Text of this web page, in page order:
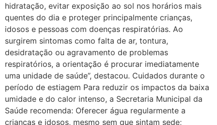
hidratação, evitar exposição ao sol nos horários mais
quentes do dia e proteger principalmente crianças,
idosos e pessoas com doenças respiratórias. Ao
surgirem sintomas como falta de ar, tontura,
desidratação ou agravamento de problemas
respiratórios, a orientação é procurar imediatamente
uma unidade de saúde”, destacou. Cuidados durante o
período de estiagem Para reduzir os impactos da baixa
umidade e do calor intenso, a Secretaria Municipal da
Saúde recomenda: Oferecer água regularmente a
crianças e idosos, mesmo sem que sintam sede;